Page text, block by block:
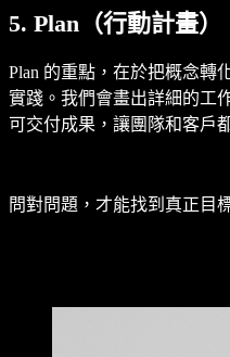
5. Plan（行動計畫
Plan 的重點，在於把概念轉
實踐。我們會畫出詳細的工
可交付成果，讓團隊和客戶
問對問題，才能找到真正目